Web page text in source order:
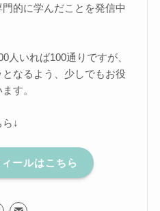
的に学んだことを発信中
人いれば100通りですが、
なるよう、少しでもお役
す。
↓
ールはこちら